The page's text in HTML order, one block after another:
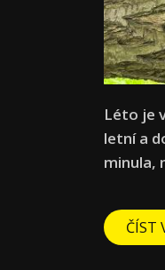
Léto je
letní a
minula,
ČÍST